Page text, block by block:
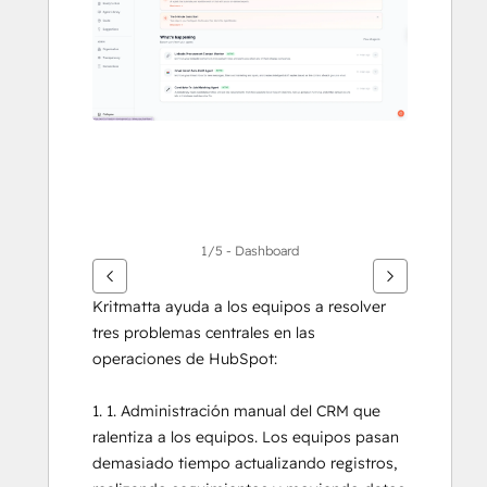
ver
otros
elementos
1/5 - Dashboard
Kritmatta ayuda a los equipos a resolver
tres problemas centrales en las
operaciones de HubSpot:
1. 1. Administración manual del CRM que
ralentiza a los equipos. Los equipos pasan
demasiado tiempo actualizando registros,